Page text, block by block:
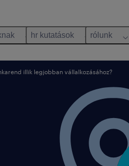
hr kutatások rólunk
illik legjobban vállalkozásához?